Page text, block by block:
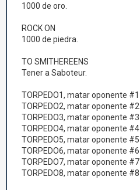
1000 de oro.
ROCK ON
1000 de piedra.
TO SMITHEREENS
Tener a Saboteur.
TORPEDO1, matar oponente #1
TORPEDO2, matar oponente #2
TORPEDO3, matar oponente #3
TORPEDO4, matar oponente #4
TORPEDO5, matar oponente #5
TORPEDO6, matar oponente #6
TORPEDO7, matar oponente #7
TORPEDO8, matar oponente #8